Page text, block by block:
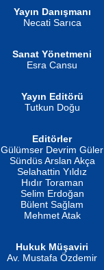
Ne Demektir
Yayın Danışmanı
Necati Sarıca
Sanat Yönetmeni
Esra Cansu
Yayın Editörü
Tutkun Doğu
Editörler
Gülümser Devrim Güler
Sündüs Arslan Akça
Selahattin Yıldız
Hıdır Toraman
Selim Erdoğan
Bülent Sağlam
Mehmet Atak
Hukuk Müşaviri
Av. Mustafa Özdemir